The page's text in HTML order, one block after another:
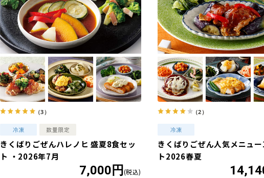
（3）
きくばりごぜんハレノヒ 盛夏8食セッ
ト ・2026年7月
7,000円 (税込)
（2）
きくばりごぜん人気メニュ
ト2026春夏